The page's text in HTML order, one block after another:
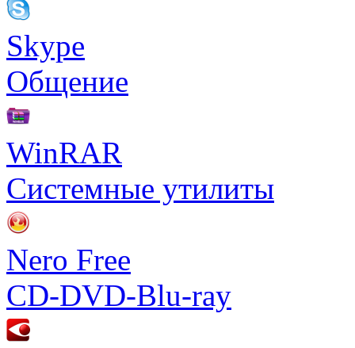
Skype
Общение
WinRAR
Системные утилиты
Nero Free
CD-DVD-Blu-ray